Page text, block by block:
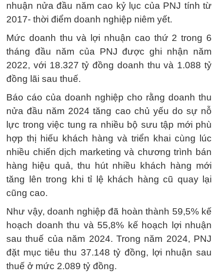
nhuận nửa đầu năm cao kỷ lục của PNJ tính từ
2017- thời điểm doanh nghiệp niêm yết.
Mức doanh thu và lợi nhuận cao thứ 2 trong 6
tháng đầu năm của PNJ được ghi nhận năm
2022, với 18.327 tỷ đồng doanh thu và 1.088 tỷ
đồng lãi sau thuế.
Báo cáo của doanh nghiệp cho rằng doanh thu
nửa đầu năm 2024 tăng cao chủ yếu do sự nỗ
lực trong việc tung ra nhiều bộ sưu tập mới phù
hợp thị hiếu khách hàng và triển khai cùng lúc
nhiều chiến dịch marketing và chương trình bán
hàng hiệu quả, thu hút nhiều khách hàng mới
tăng lên trong khi tỉ lệ khách hàng cũ quay lại
cũng cao.
Như vậy, doanh nghiệp đã hoàn thành 59,5% kế
hoạch doanh thu và 55,8% kế hoạch lợi nhuận
sau thuế của năm 2024. Trong năm 2024, PNJ
đặt mục tiêu thu 37.148 tỷ đồng, lợi nhuận sau
thuế ở mức 2.089 tỷ đồng.